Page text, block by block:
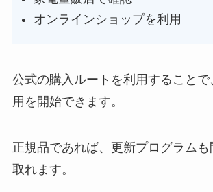
オンラインショップを利用
公式の購入ルートを利用することで
用を開始できます。
正規品であれば、更新プログラム
取れます。